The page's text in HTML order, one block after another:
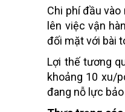
Chi phí đầu
lên việc vận
đối mặt với bài
Lợi thế tương
khoảng 10 xu/
đang nỗ lực